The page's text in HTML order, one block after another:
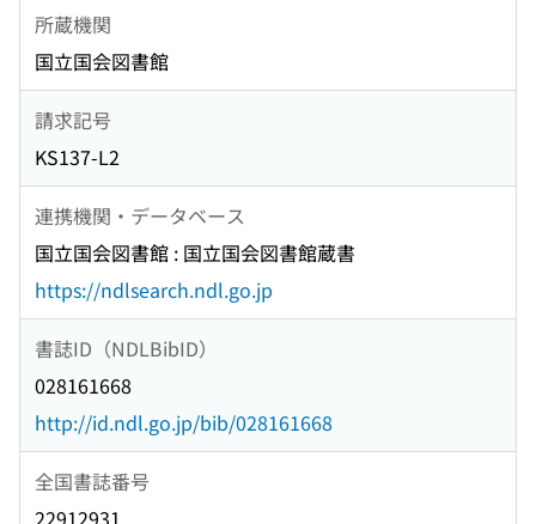
所蔵機関
国立国会図書館
請求記号
KS137-L2
連携機関・データベース
国立国会図書館 : 国立国会図書館蔵書
https://ndlsearch.ndl.go.jp
書誌ID（NDLBibID）
028161668
http://id.ndl.go.jp/bib/028161668
全国書誌番号
22912931